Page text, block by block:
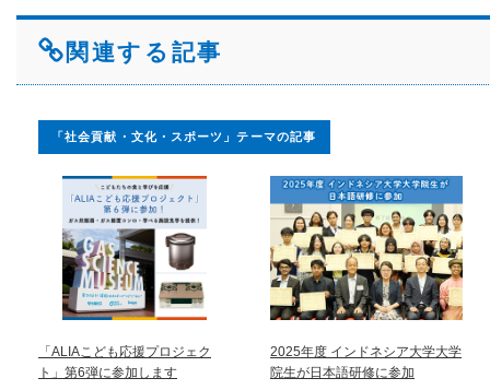
関連する記事
「社会貢献・文化・スポーツ」テーマの記事
「ALIAこども応援プロジェク
ト」第6弾に参加します
2025年度 インドネシア大学大学
院生が日本語研修に参加